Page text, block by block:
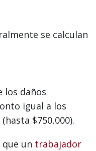
se calculan
los daños
igual a los
$750,000).
un trabajador